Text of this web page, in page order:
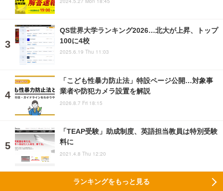
QS世界大学ランキング2026…北大が上昇、トップ
100に4校
2025.6.19 Thu 11:03
「こども性暴力防止法」特設ページ公開…対象事
業者や防犯カメラ設置を解説
2026.8.7 Fri 18:15
「TEAP受験」助成制度、英語担当教員は特別受験
料に
2021.4.8 Thu 12:20
ランキングをもっと見る